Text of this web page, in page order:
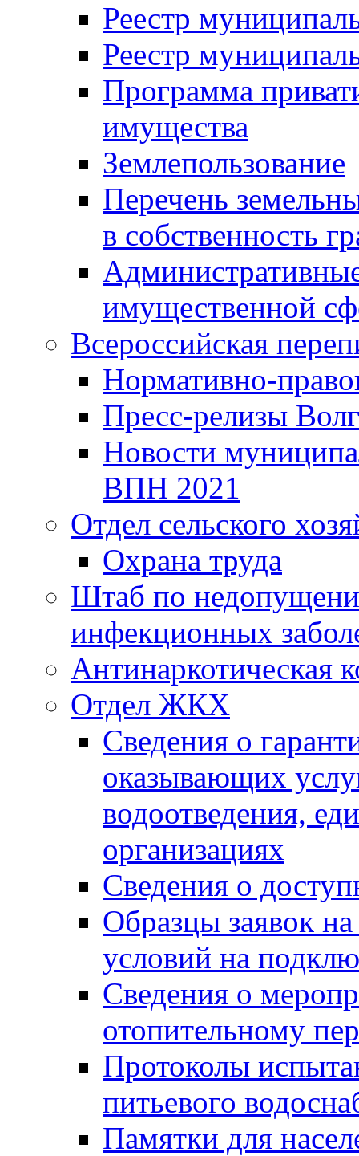
Реестр
Реестр
Программа
имущества
Землепользование
Перечень
в собственность
имущественной
Всероссийская
Нормативно-
Пресс-релизы
Новости
ВПН 2021
Отдел сельского
Охрана труда
Штаб по
инфекционных
Антинаркотическая
Отдел ЖКХ
Сведения о
оказывающих
водоотведения,
организациях
Сведения о
Образцы заявок
условий на
Сведения о
отопительному
Протоколы
питьевого
Памятки для